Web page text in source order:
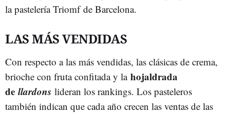
la pastelería Triomf de Barcelona.
LAS MÁS VENDIDAS
Con respecto a las más vendidas, las clásicas de crema,
brioche con fruta confitada y la hojaldrada
de llardons lideran los rankings. Los pasteleros
también indican que cada año crecen las ventas de las